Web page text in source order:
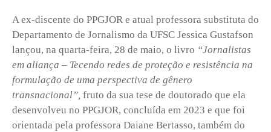
A ex-discente do PPGJOR e atual professora substituta do
Departamento de Jornalismo da UFSC Jessica Gustafson
lançou, na quarta-feira, 28 de maio, o livro “Jornalistas
em aliança – Tecendo redes de proteção e resistência na
formulação de uma perspectiva de gênero
transnacional”, fruto da sua tese de doutorado que ela
desenvolveu no PPGJOR, concluída em 2023 e que foi
orientada pela professora Daiane Bertasso, também do